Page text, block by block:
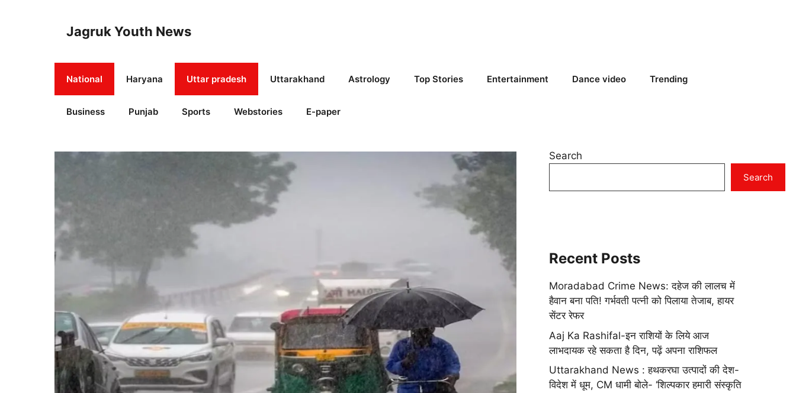
Jagruk Youth News
National Haryana Uttar pradesh Uttarakhand Astrology Top Stories Entertainment Dance video Trending
Business Punjab Sports Webstories E-paper
Search
Search
Recent Posts
Moradabad Crime News: दहेज की लालच में
हैवान बना पति! गर्भवती पत्नी को पिलाया तेजाब, हायर
सेंटर रेफर
Aaj Ka Rashifal-इन राशियों के लिये आज
लाभदायक रहे सकता है दिन, पढ़ें अपना राशिफल
Uttarakhand News : हथकरघा उत्पादों की देश-
विदेश में धूम, CM धामी बोले- ‘शिल्पकार हमारी संस्कृति